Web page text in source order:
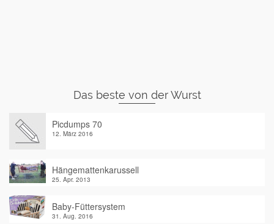
Das beste von der Wurst
Picdumps 70
12. März 2016
Hängemattenkarussell
25. Apr. 2013
Baby-Füttersystem
31. Aug. 2016